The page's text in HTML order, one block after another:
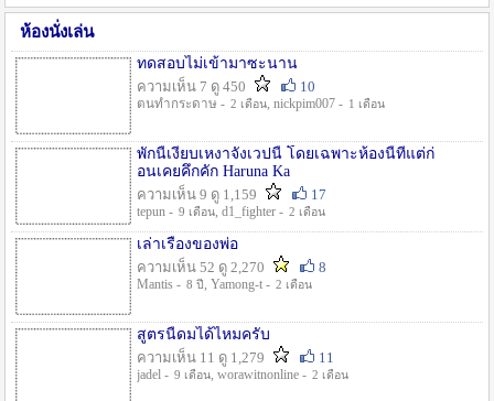
ห้องนั่งเล่น
ทดสอบไม่เข้ามาซะนาน
ความเห็น 7 ดู 450
10
ตนทำกระดาษ - 2 เดือน, nickpim007 - 1 เดือน
พักนี้เงียบเหงาจังเวปนี้ โดยเฉพาะห้องนี้ที่แต่ก่
อนเคยคึกคัก Haruna Ka
ความเห็น 9 ดู 1,159
17
tepun - 9 เดือน, d1_fighter - 2 เดือน
เล่าเรื่องของพ่อ
ความเห็น 52 ดู 2,270
8
Mantis - 8 ปี , Yamong-t - 2 เดือน
สูตรนี้ดมได้ไหมครับ
ความเห็น 11 ดู 1,279
11
jadel - 9 เดือน, worawitnonline - 2 เดือน